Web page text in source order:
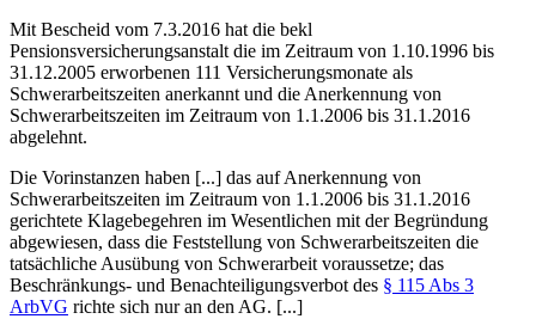
Mit Bescheid vom 7.3.2016 hat die bekl
Pensionsversicherungsanstalt die im Zeitraum von 1.10.1996 bis
31.12.2005 erworbenen 111 Versicherungsmonate als
Schwerarbeitszeiten anerkannt und die Anerkennung von
Schwerarbeitszeiten im Zeitraum von 1.1.2006 bis 31.1.2016
abgelehnt.
Die Vorinstanzen haben [...] das auf Anerkennung von
Schwerarbeitszeiten im Zeitraum von 1.1.2006 bis 31.1.2016
gerichtete Klagebegehren im Wesentlichen mit der Begründung
abgewiesen, dass die Feststellung von Schwerarbeitszeiten die
tatsächliche Ausübung von Schwerarbeit voraussetze; das
Beschränkungs- und Benachteiligungsverbot des § 115 Abs 3
ArbVG richte sich nur an den AG. [...]